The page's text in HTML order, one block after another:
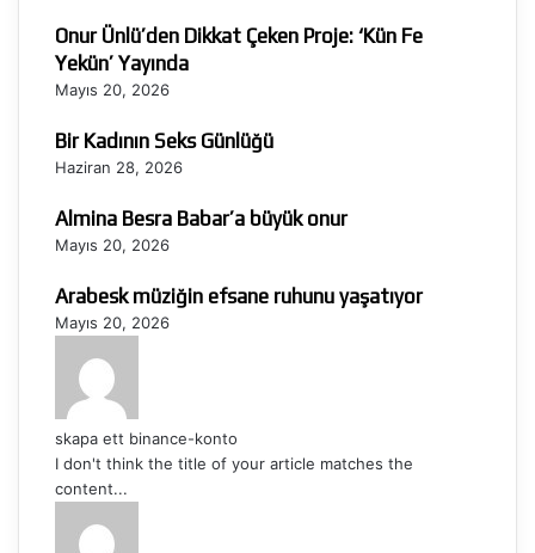
Onur Ünlü’den Dikkat Çeken Proje: ‘Kün Fe
Yekün’ Yayında
Mayıs 20, 2026
Bir Kadının Seks Günlüğü
Haziran 28, 2026
Almina Besra Babar’a büyük onur
Mayıs 20, 2026
Arabesk müziğin efsane ruhunu yaşatıyor
Mayıs 20, 2026
skapa ett binance-konto
I don't think the title of your article matches the
content...